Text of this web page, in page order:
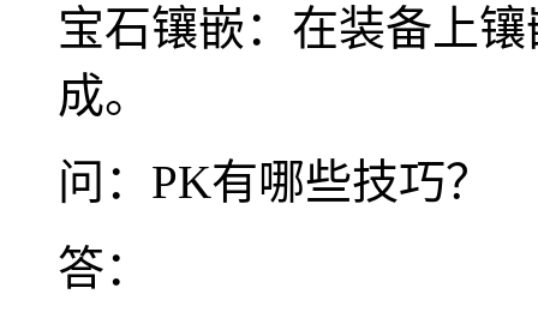
宝石镶嵌：在装备上
成。
问：PK有哪些技巧？
答：